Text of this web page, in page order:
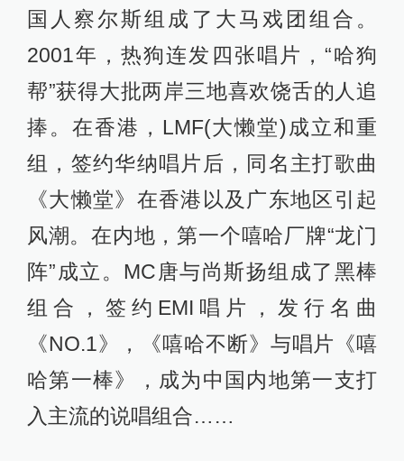
国人察尔斯组成了大马戏团组合。
2001年，热狗连发四张唱片，“哈狗
帮”获得大批两岸三地喜欢饶舌的人追
捧。在香港，LMF(大懒堂)成立和重
组，签约华纳唱片后，同名主打歌曲
《大懒堂》在香港以及广东地区引起
风潮。在内地，第一个嘻哈厂牌“龙门
阵”成立。MC唐与尚斯扬组成了黑棒
组合，签约EMI唱片，发行名曲
《NO.1》，《嘻哈不断》与唱片《嘻
哈第一棒》，成为中国内地第一支打
入主流的说唱组合……